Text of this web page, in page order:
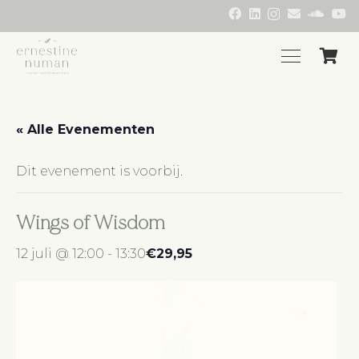
« Alle Evenementen
Dit evenement is voorbij.
Wings of Wisdom
12 juli @ 12:00 - 13:30€29,95